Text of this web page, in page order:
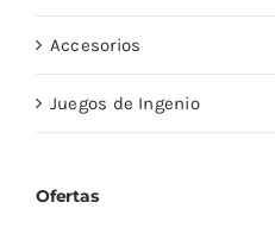
Accesorios
Juegos de Ingenio
Ofertas